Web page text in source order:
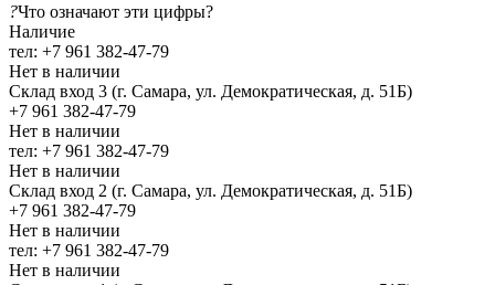
?Что означают эти цифры?
Наличие
тел: +7 961 382-47-79
Нет в наличии
Склад вход 3 (г. Самара, ул. Демократическая, д. 51Б)
+7 961 382-47-79
Нет в наличии
тел: +7 961 382-47-79
Нет в наличии
Склад вход 2 (г. Самара, ул. Демократическая, д. 51Б)
+7 961 382-47-79
Нет в наличии
тел: +7 961 382-47-79
Нет в наличии